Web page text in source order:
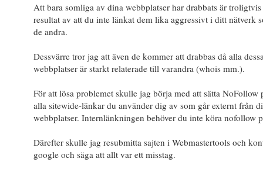
Att bara somliga av dina webbplatser har drabbats är troligtvis
resultat av att du inte länkat dem lika aggressivt i ditt nätverk
de andra.
Dessvärre tror jag att även de kommer att drabbas då alla
webbplatser är starkt relaterade till varandra (whois mm.).
För att lösa problemet skulle jag börja med att sätta NoFollow
alla sitewide-länkar du använder dig av som går externt från
webbplatser. Internlänkningen behöver du inte köra nofollow
Därefter skulle jag resubmitta sajten i Webmastertools och
google och säga att allt var ett misstag.